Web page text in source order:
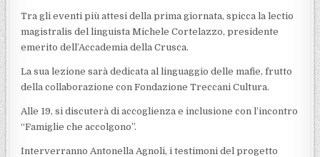
Tra gli eventi più attesi della prima giornata, spicca la lectio
magistralis del linguista Michele Cortelazzo, presidente
emerito dell’Accademia della Crusca.
La sua lezione sarà dedicata al linguaggio delle mafie, frutto
della collaborazione con Fondazione Treccani Cultura.
Alle 19, si discuterà di accoglienza e inclusione con l’incontro
“Famiglie che accolgono”.
Interverranno Antonella Agnoli, i testimoni del progetto